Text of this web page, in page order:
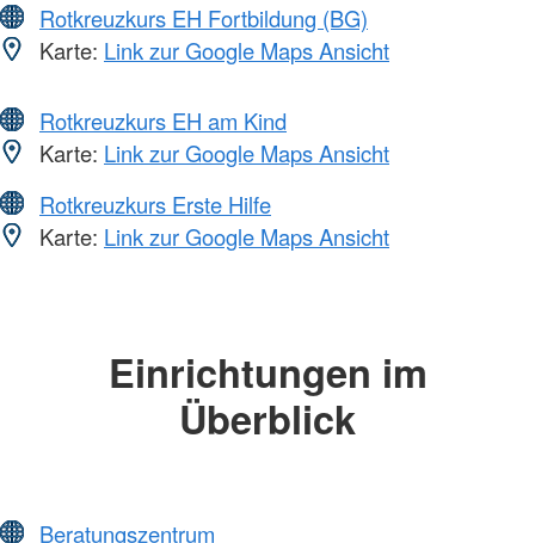
Rotkreuzkurs EH Fortbildung (BG)
Karte: Link zur Google Maps Ansicht
Rotkreuzkurs EH am Kind
Karte: Link zur Google Maps Ansicht
Rotkreuzkurs Erste Hilfe
Karte: Link zur Google Maps Ansicht
Einrichtungen im
Überblick
Beratungszentrum